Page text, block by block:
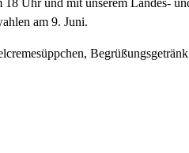
am 9. Juni.